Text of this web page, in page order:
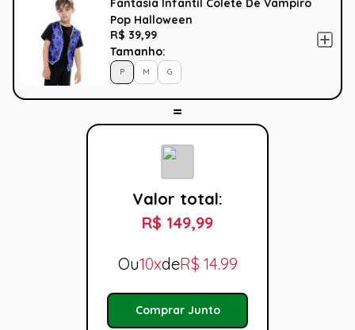
Fantasia Infantil Colete De Vampiro
Pop Halloween
R$ 39,99
Tamanho:
P M G
Valor total:
R$ 149,99
Ou10xdeR$ 14.99
Comprar Junto